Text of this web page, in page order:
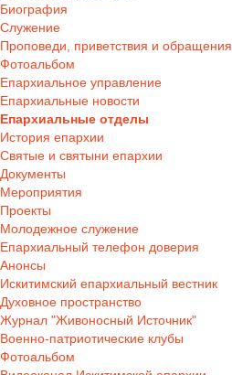
Биография
Служение
Проповеди, приветствия и обращения
Фотоальбом
Епархиальное управление
Епархиальные новости
Епархиальные отделы
История епархии
Святые и святыни епархии
Документы
Мероприятия
Проекты
Молодежное служение
Епархиальный телефон доверия
Анонсы
Искитимский епархиальный вестник
Духовное пространство
Журнал "Живоносный Источник"
Военно-патриотические клубы
Фотоальбом